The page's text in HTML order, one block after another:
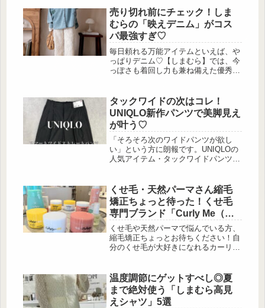
さらに値下げされたアイテムは、スタ
イリングの幅を広げるチャンス！カジ
ュアルからきれいめまで、さまざまな
シーンで活躍すること間違いなしで
す。そこで今回は、H&Mのおすすめ
なセールアイテムをご紹介します♪定
番のボーダーニットは1枚あると便
利！ 出...
売り切れ前にチェック！しま
むらの「映えデニム」がコス
パ最強すぎ♡
毎日頼れる万能アイテムといえば、や
っぱりデニム♡【しまむら】では、今
っぽさも着回し力も兼ね備えた優秀デ
中から、今回は特におすすめの「映え
デニム」を厳選してご紹介します♪キ
ュートな刺繍がポイント♪ 出
典:hiro77and 前身頃や後身頃、袖にか
けて散りばめられたカラフルな刺繍
が、遊び心を感じさせる一着。ライト
カラーのデニムは爽やかさもあり、春
夏のコーディネートに...
タックワイドの次はコレ！
UNIQLO新作パンツで美脚見え
が叶う♡
「そろそろ次のワイドパンツが欲し
い」という方に朗報です。UNIQLOの
人気アイテム・タックワイドパンツに
ツ」。 ツータック仕様による美しい
縦ラインで、3 […]
くせ毛・天然パーマさん縮毛
矯正ちょっと待った！くせ毛
専門ブランド「Curly Me（カ
ーリーミー）」から新作トリ
ートメント
くせ毛や天然パーマで悩んでいる方、
縮毛矯正ちょっとお待ちください！自
分のくせ毛が大好きになれるカーリー
から約3年の開発期間を経て完成した
待望の新 […]
温度調節にゲットすべし◎夏
まで絶対使う「しまむら高見
えシャツ」5選